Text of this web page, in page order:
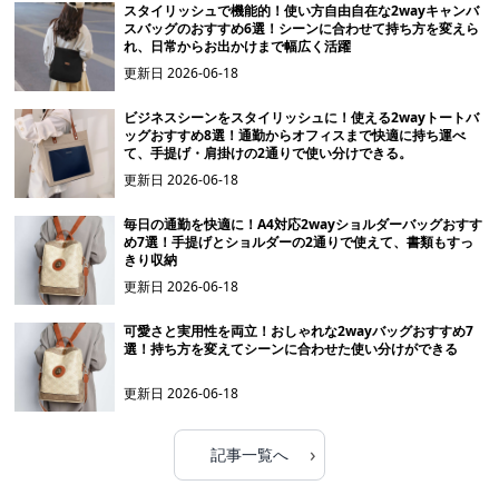
スタイリッシュで機能的！使い方自由自在な2wayキャンバ
スバッグのおすすめ6選！シーンに合わせて持ち方を変えら
れ、日常からお出かけまで幅広く活躍
更新日2026-06-18
ビジネスシーンをスタイリッシュに！使える2wayトートバ
ッグおすすめ8選！通勤からオフィスまで快適に持ち運べ
て、手提げ・肩掛けの2通りで使い分けできる。
更新日2026-06-18
毎日の通勤を快適に！A4対応2wayショルダーバッグおすす
め7選！手提げとショルダーの2通りで使えて、書類もすっ
きり収納
更新日2026-06-18
可愛さと実用性を両立！おしゃれな2wayバッグおすすめ7
選！持ち方を変えてシーンに合わせた使い分けができる
更新日2026-06-18
記事一覧へ ›